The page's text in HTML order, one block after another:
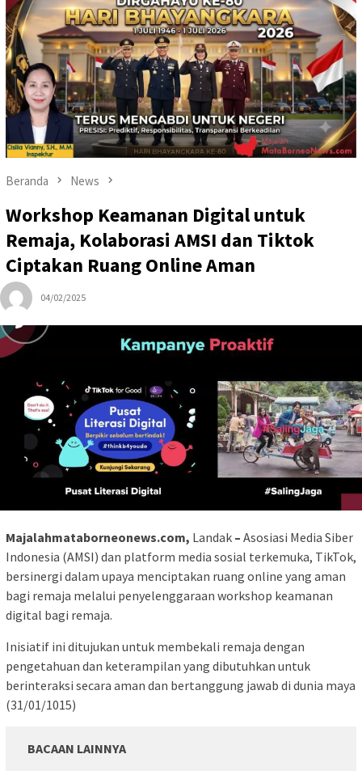
Beranda News
Workshop Keamanan Digital untuk
Remaja, Kolaborasi AMSI dan Tiktok
Ciptakan Ruang Online Aman
04/02/2025
Majalahmataborneonews.com, Landak – Asosiasi Media Siber
Indonesia (AMSI) dan platform media sosial terkemuka, TikTok,
bersinergi dalam upaya menciptakan ruang online yang aman
bagi remaja melalui penyelenggaraan workshop keamanan
digital bagi remaja.
Inisiatif ini ditujukan untuk membekali remaja dengan
pengetahuan dan keterampilan yang dibutuhkan untuk
berinteraksi secara aman dan bertanggung jawab di dunia maya
(31/01/1015)
BACAAN LAINNYA